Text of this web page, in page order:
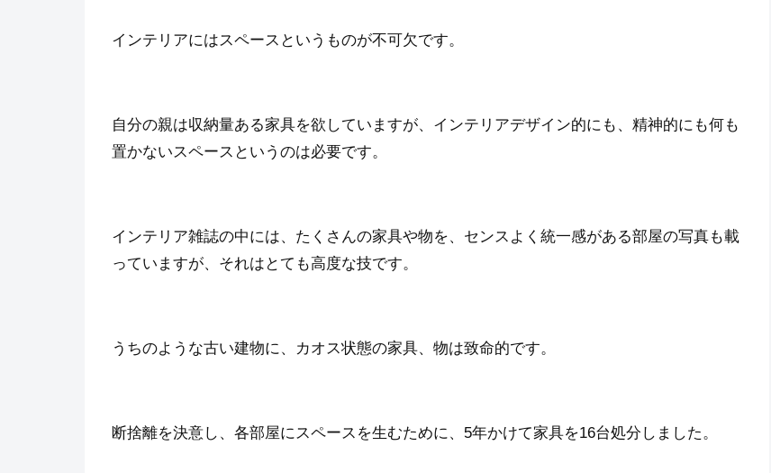
インテリアにはスペースというものが不可欠です。
自分の親は収納量ある家具を欲していますが、インテリアデザイン的にも、精神的にも何も
置かないスペースというのは必要です。
インテリア雑誌の中には、たくさんの家具や物を、センスよく統一感がある部屋の写真も載
っていますが、それはとても高度な技です。
うちのような古い建物に、カオス状態の家具、物は致命的です。
断捨離を決意し、各部屋にスペースを生むために、5年かけて家具を16台処分しました。